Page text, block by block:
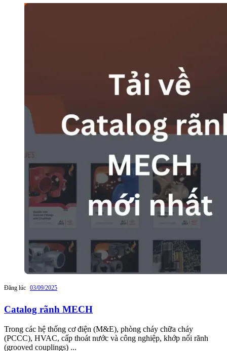
Đăng lúc 03/09/2025
Catalog rãnh MECH
Trong các hệ thống cơ điện (M&E), phòng cháy chữa cháy
(PCCC), HVAC, cấp thoát nước và công nghiệp, khớp nối rãnh
(grooved couplings) ...